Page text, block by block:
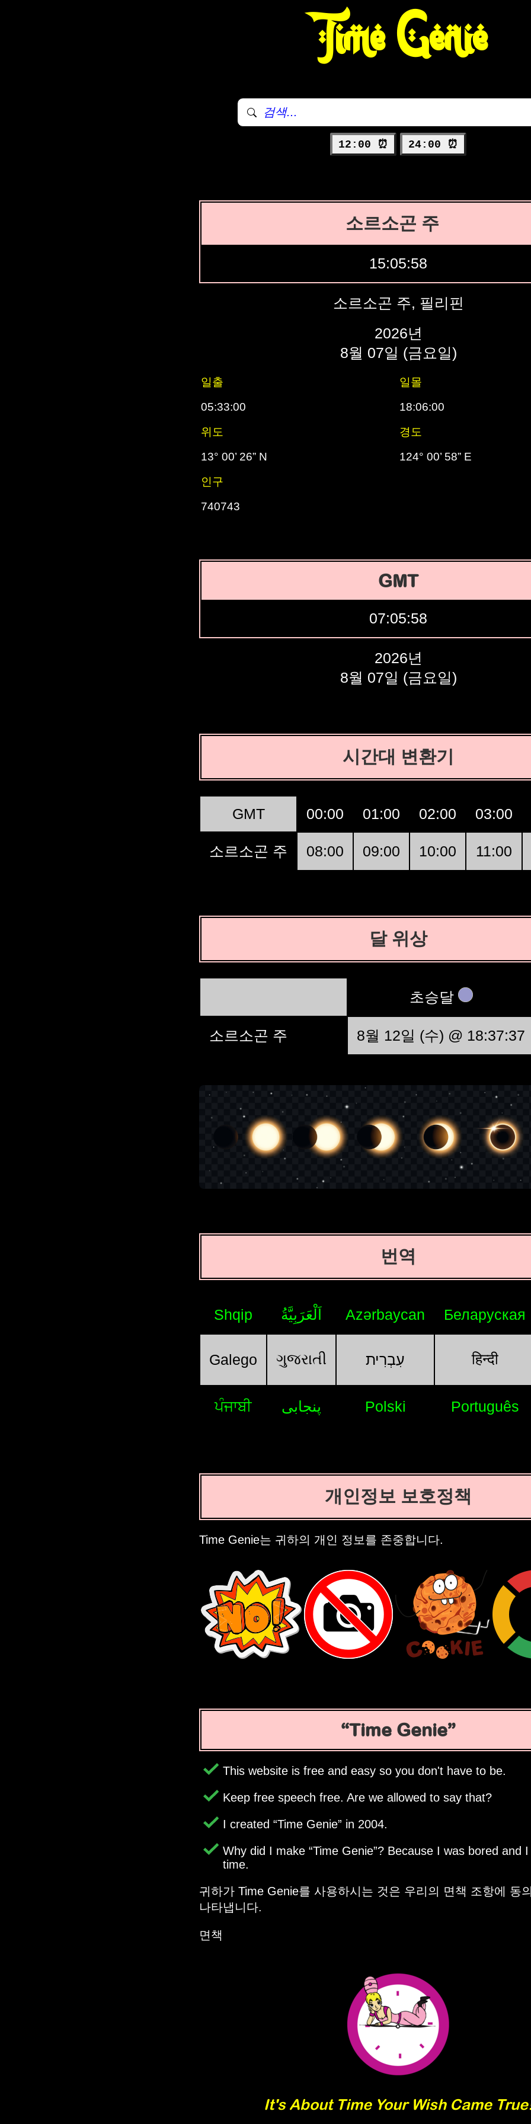
Time Genie
12:00 ⏰ 24:00 ⏰
소르소곤 주
15:05:59
소르소곤 주, 필리핀
2026년
8월 07일 (금요일)
일출
일몰
05:33:00
18:06:00
위도
경도
13° 00’ 26” N
124° 00’ 58” E
인구
740743
GMT
07:05:59
2026년
8월 07일 (금요일)
시간대 변환기
GMT 00:00 01:00 02:00 03:00
소르소곤 주 08:00 09:00 10:00 11:00
달 위상
초승달
소르소곤 주 8월 12일 (수) @ 18:37:37
번역
Shqip اَلْعَرَبِيَّةُ Azərbaycan Беларуская
Galego ગુજરાતી עִבְרִית हिन्दी
ਪੰਜਾਬੀ پنجابی Polski Português
개인정보 보호정책
Time Genie는 귀하의 개인 정보를 존중합니다.
Time Genie
This website is free and easy so you don't have to be.
Keep free speech free. Are we allowed to say that?
I created Time Genie in 2004.
Why did I make Time Genie ? Because I was bored and
time.
귀하가 Time Genie를 사용하시는 것은 우리의 면책 조항에 동
나타냅니다.
면책
It's About Time Your Wish Came